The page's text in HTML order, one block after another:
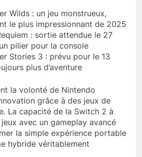
Wilds : un jeu monstrueux,
le plus impressionnant de 2025
: sortie attendue le 27
pilier pour la console
Stories 3 : prévu pour le 13
plus d’aventure
la volonté de Nintendo
grâce à des jeux de
La capacité de la Switch 2 à
avec un gameplay avancé
la simple expérience portable
hybride véritablement